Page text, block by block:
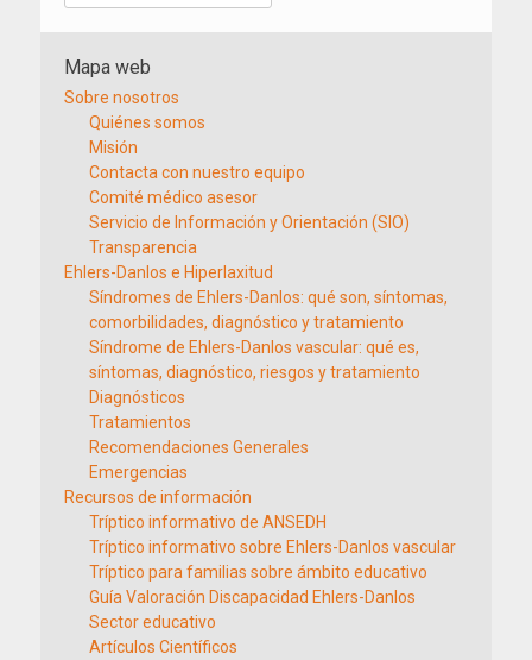
Mapa web
Sobre nosotros
Quiénes somos
Misión
Contacta con nuestro equipo
Comité médico asesor
Servicio de Información y Orientación (SIO)
Transparencia
Ehlers-Danlos e Hiperlaxitud
Síndromes de Ehlers-Danlos: qué son, síntomas,
comorbilidades, diagnóstico y tratamiento
Síndrome de Ehlers-Danlos vascular: qué es,
síntomas, diagnóstico, riesgos y tratamiento
Diagnósticos
Tratamientos
Recomendaciones Generales
Emergencias
Recursos de información
Tríptico informativo de ANSEDH
Tríptico informativo sobre Ehlers-Danlos vascular
Tríptico para familias sobre ámbito educativo
Guía Valoración Discapacidad Ehlers-Danlos
Sector educativo
Artículos Científicos